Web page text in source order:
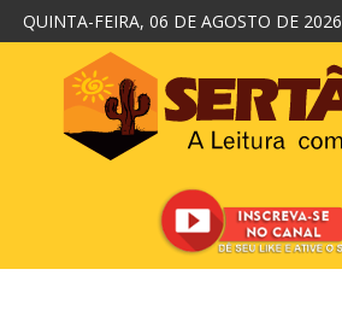
QUINTA-FEIRA, 06 DE AGOSTO DE 2026